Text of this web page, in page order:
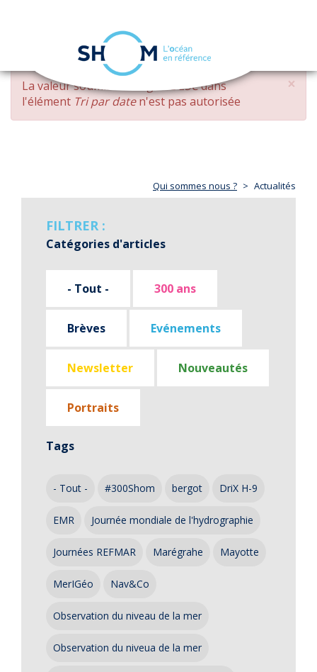
Aller
contenu
principal
navigation
×
MESSAGE
D'ERREUR
La valeur soumise changed DESCdans
l'élément Tri par daten'est pas autorisée
Qui sommes nous ? Actualités
FILTRER :
Catégories d'articles
- Tout - 300 ans
Brèves Evénements
Newsletter Nouveautés
Portraits
Tags
- Tout - #300Shom bergot DriX H-9
EMR Journée mondiale de l'hydrographie
Journées REFMAR Marégrahe Mayotte
MerIGéo Nav&Co
Observation du niveau de la mer
Observation du niveua de la mer